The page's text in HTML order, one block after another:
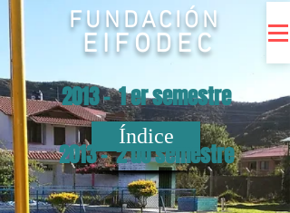
FUNDACIÓN
EIFODEC
2013 - 1 er semestre
Índice
2013 - 2 do semestre